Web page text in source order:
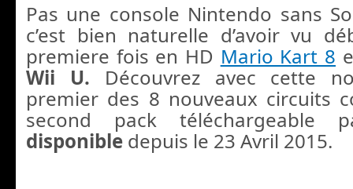
Pas une console Nintendo sans
c’est bien naturelle d’avoir vu
premiere fois en HD Mario Kart 8
Wii U. Découvrez avec cette
premier des 8 nouveaux circuits
second pack téléchargeable
disponible depuis le 23 Avril 2015.